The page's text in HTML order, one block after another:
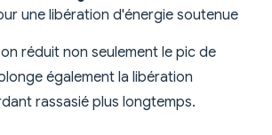
une libération d'énergie soutenue
réduit non seulement le pic de
également la libération
rassasié plus longtemps.